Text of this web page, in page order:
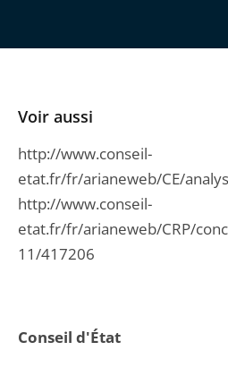
Conseil d'État
Voir aussi
http://www.conseil-
etat.fr/fr/arianeweb/CE/
http://www.conseil-
etat.fr/fr/arianeweb/CRP/
11/417206